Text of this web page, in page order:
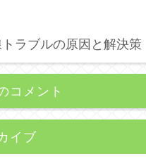
ラブルの原因と解決策
コメント
イブ